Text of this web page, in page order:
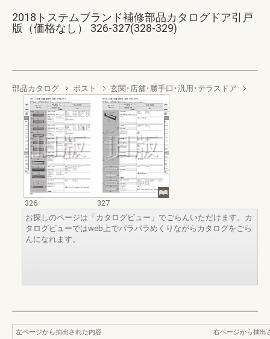
2018トステムブランド補修部品カタログドア引戸
版（価格なし） 326-327(328-329)
部品カタログ ポスト 玄関･店舗･勝手口･汎用･テラスドア
326
327
お探しのページは「カタログビュー」でごらんいただけます。カ
タログビューではweb上でパラパラめくりながらカタログをごら
んになれます。
左ページから抽出された内容
右ページから抽出